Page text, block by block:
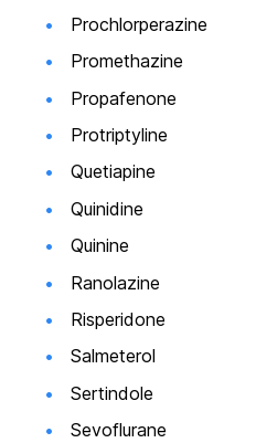
Prochlorperazine
Promethazine
Propafenone
Protriptyline
Quetiapine
Quinidine
Quinine
Ranolazine
Risperidone
Salmeterol
Sertindole
Sevoflurane